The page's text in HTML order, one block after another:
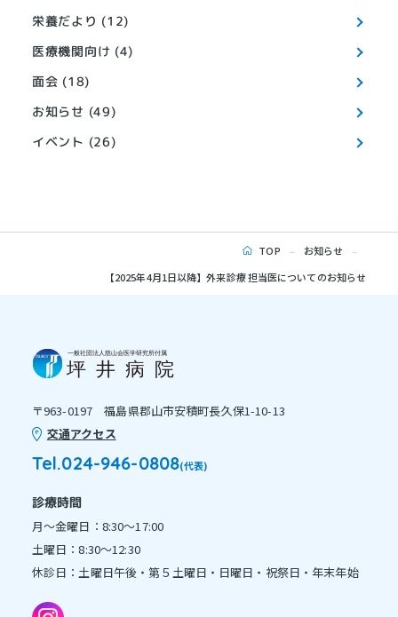
栄養だより (12)
医療機関向け (4)
面会 (18)
お知らせ (49)
イベント (26)
TOP
お知らせ
【2025年4月1日以降】外来診療 担当医についてのお知らせ
〒963-0197 福島県郡山市安積町長久保1-10-13
交通アクセス
Tel.024-946-0808(代表)
診療時間
月～金曜日：8:30～17:00
土曜日：8:30～12:30
休診日：土曜日午後・第５土曜日・日曜日・祝祭日・年末年始